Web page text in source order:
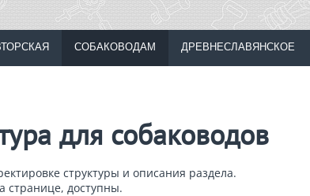
СОБАКОВОДАМ ДРЕВНЕСЛАВЯНСКОЕ
для собаководов
структуры и описания раздела.
странице, доступны.